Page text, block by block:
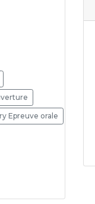
Epreuve orale